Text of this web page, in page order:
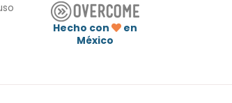
Hecho con
en
México